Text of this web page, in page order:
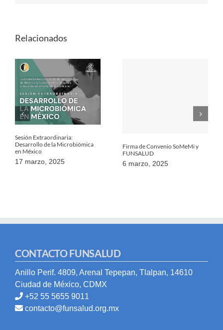
Relacionados
Sesión Extraordinaria:
Desarrollo de la Microbiómica
en México
17 marzo, 2025
Firma de Convenio SoMeMi y
FUNSALUD
6 marzo, 2025
CONTACTO FUNSALUD
Anillo Perif. 4809, Arenal Tepepan, Tlalpan, 14610
Ciudad de México, CDMX
+52 55 5655 9011
contacto@funsalud.org.mx